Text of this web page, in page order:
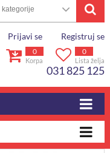
Prijavi se Registruj se
0
Lista želja
0
Korpa
031 825 125